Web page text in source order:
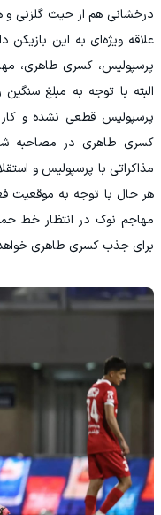
درخشانی هم از حیث گلزنی
علاقه ویژه‌ای به این
پرسپولیس، کسری طاهری،
البته با توجه به مبلغ
پرسپولیس قطعی نشده و
کسری طاهری در مصاحبه
مذاکراتی با پرسپولیس و
هر حال با توجه به موقعیت
مهاجم نوک در انتظار خط
برای جذب کسری طاهری